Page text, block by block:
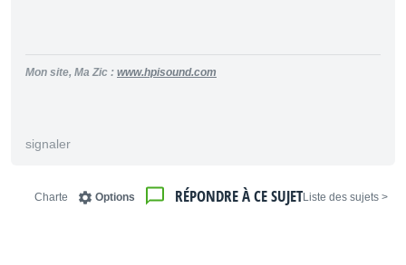
Mon site, Ma Zic : www.hpisound.com
signaler
< Liste des sujets
RÉPONDRE À CE SUJET
Options
Charte